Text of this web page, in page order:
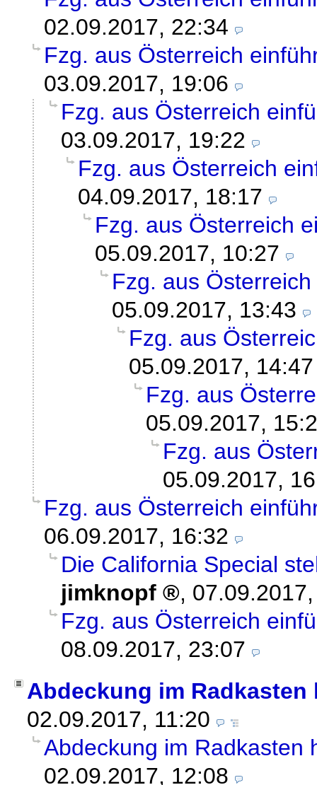
02.09.2017, 22:34
Fzg. aus Österreich
03.09.2017, 19:06
Fzg. aus Österreich
03.09.2017, 19:22
Fzg. aus Österreich
04.09.2017, 18:17
Fzg. aus Österreich
05.09.2017, 10:27
Fzg. aus
05.09.2017, 13:43
Fzg. aus
05.09.2017, 14:47
Fzg. aus
05.09.2017,
Fzg. aus
05.09.2017,
Fzg. aus Österreich
06.09.2017, 16:32
Die California Special
jimknopf
,
Fzg. aus Österreich
08.09.2017, 23:07
Abdeckung im
02.09.2017, 11:20
Abdeckung im Radkasten
02.09.2017, 12:08